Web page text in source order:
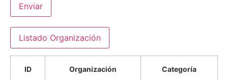
Enviar
Listado Organización
ID Organización Categoría